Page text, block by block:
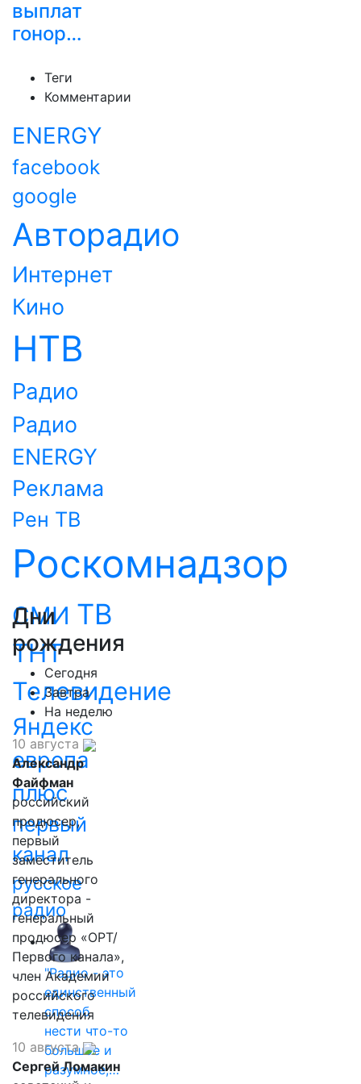
выплат
гонор…
Теги
Комментарии
ENERGY
facebook
google
Авторадио
Интернет
Кино
НТВ
Радио
Радио
ENERGY
Реклама
Рен ТВ
Роскомнадзор
СМИ ТВ
ТНТ
Телевидение
Яндекс
европа
плюс
первый
канал
русское
радио
"Радио - это
единственный
способ
нести что-то
большое и
разумное,…
Дни
рождения
Сегодня
Завтра
На неделю
10 августа
Александр
Файфман
российский
продюсер,
первый
заместитель
генерального
директора -
генеральный
продюсер «ОРТ/
Первого канала»,
член Академии
российского
телевидения
10 августа
Сергей Ломакин